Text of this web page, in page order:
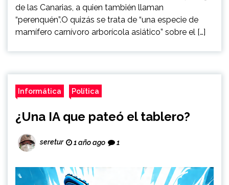
de las Canarias, a quien también llaman
“perenquén”.O quizás se trata de “una especie de
mamífero carnívoro arborícola asiático” sobre el […]
Informática Política
¿Una IA que pateó el tablero?
seretur 1 año ago 1